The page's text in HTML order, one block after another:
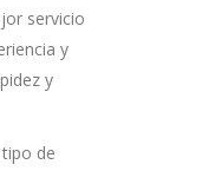
servicio
y
y
de